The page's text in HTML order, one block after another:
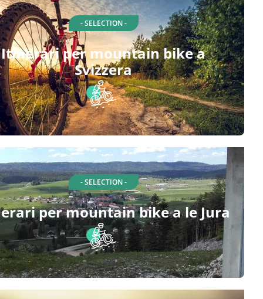
- SELECTION -
Itinerari per mountain bike a
Svizzera
- SELECTION -
per mountain bike a le Jura